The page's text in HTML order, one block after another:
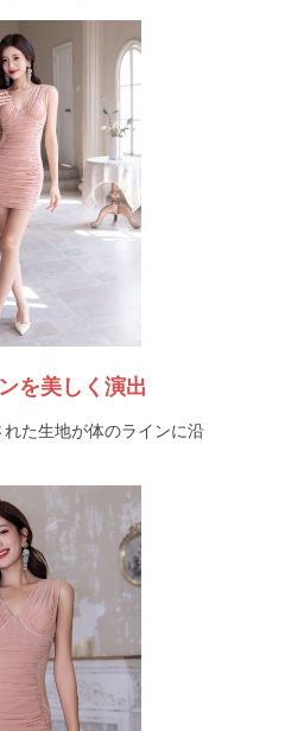
を美しく演出
た生地が体のラインに沿